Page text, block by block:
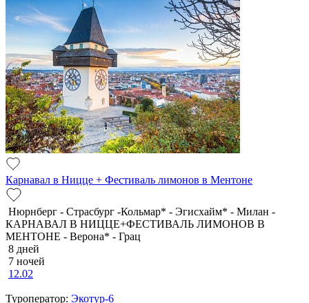
Карнавал в Ницце + Фестиваль лимонов в Ментоне
Нюрнберг - Страсбург -Кольмар* - Эгисхайм* - Милан -
КАРНАВАЛ В НИЦЦЕ+ФЕСТИВАЛЬ ЛИМОНОВ В
МЕНТОНЕ - Верона* - Грац
8 дней
7 ночей
12.02
Туроператор: Экотур-6